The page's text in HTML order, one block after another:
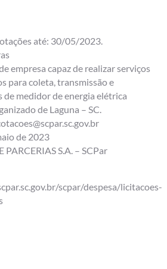
até: 30/05/2023.
empresa capaz de realizar serviços
para coleta, transmissão e
medidor de energia elétrica
de Laguna – SC.
de 2023
PARCERIAS S.A. – SCPar
scpar/despesa/licitacoes-